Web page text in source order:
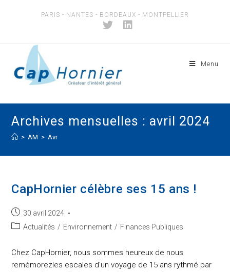
PARIS - NANTES - BORDEAUX - MONTPELLIER
Menu
Archives mensuelles : avril 2024
> AM > Avr
CapHornier célèbre ses 15 ans !
Post
published:
30 avril 2024
PostActualités / Environnement / Finances Publiques
Chez CapHornier, nous sommes heureux de nous
remémorezles escales d'un voyage de 15 ans rythmé par